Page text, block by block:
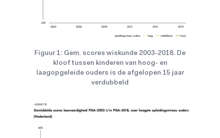
Figuur 1: Gem. scores wiskunde 2003-2018. De
kloof tussen kinderen van hoog- en
laagopgeleide ouders is de afgelopen 15 jaar
verdubbeld